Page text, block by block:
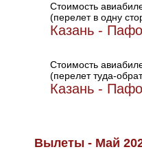
Стоимость
(перелет в одну
Казань -
Стоимость
(перелет туда-
Казань -
Вылеты - Май